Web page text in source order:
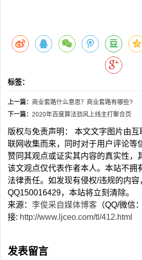
标签：
上一篇： 商业套路什么意思？商业套路有哪些?
下一篇： 2020年百度算法劲风上线主打聚合页
版权与免责声明： 本文文字图片由
联网收集而来，同时对于用户评论等
赞同其观点或证实其内容的真实性，
该文观点仅代表作者本人。本站不拥
法律责任。如发现有侵权/违规的内容
QQ150016429，本站将立刻清除。
来源： 李俊采自媒体博客 （QQ/微信
接: http://www.ljceo.com/tl/412.html
发表留言